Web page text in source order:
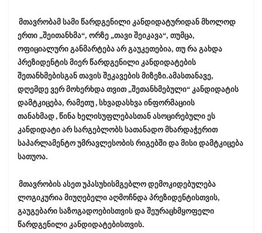
მთავრობამ სამი წარდგენილი კანდიდატურიდან მხოლოდ
ერთი „შეითანხმა“, ორზე „თავი შეიკავა“, თუმცა,
ოფიციალური განმარტება არ გაუკეთებია, თუ რა გახდა
პრეზიდენტის მიერ წარდგენილი კანდიდატების
შეთანხმებისგან თავის შეკავების მიზეზი.ამასთანავე,
დღემდე ვერ მოხერხდა თვით „შეთანხმებული“ კანდიდატის
დამტკიცება, რამეთუ,სხვადასხვა ინფორმაციის
თანახმად,წინა ხელისუფლებასთან ასოცირებული ეს
კანდიდატი არ სარგებლობს სათანადო მხარდაჭერით
საპარლამენტო უმრავლესობის რიგებში და მისი დამტკიცება
სათუოა.
მთავრობის ასეთ უპასუხისმგებლო დემოკიდებულება
ლოგიკურია მიუღებელი აღმოჩნდა პრეზიდენტისთვის,
გაუგებარი საზოგადოებისთვის და შეურაცხმყოფელი
წარდგენილი კანდიდატებისთვის.